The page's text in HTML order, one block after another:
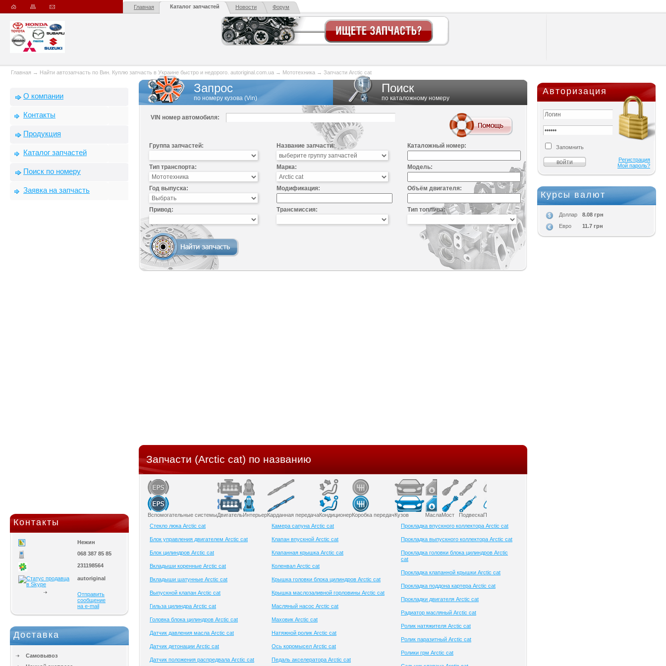
Главная Каталог запчастей Новости Форум
Главная → Найти автозапчасть по Вин. Куплю запчасть в Украине быстро и недорого. autoriginal.com.ua → Мототехника → Запчасти Arctic cat
О компании
Контакты
Продукция
Каталог запчастей
Поиск по номеру
Заявка на запчасть
Контакты
Нежин
068 387 85 85
231198564
autoriginal
Отправить
сообщение
на e-mail
Доставка
Самовывоз
Запрос
по номеру кузова (Vin)
Поиск
по каталожному номеру
VIN номер автомобиля:
Группа запчастей: Название запчасти: Каталожный номер:
Тип транспорта: Марка: Модель:
Год выпуска: Модификация: Объём двигателя:
Привод: Трансмиссия: Тип топлива:
Запчасти (Arctic cat) по названию
Вспомогательные системыДвигательИнтерьерКарданная передачаКондиционерКоробка передачКузов МаслаМост ПодвескаПриборы и датчики
Cтекло люка Arctic cat
Блок управления двигателем Arctic cat
Блок цилиндров Arctic cat
Вкладыши коренные Arctic cat
Вкладыши шатунные Arctic cat
Выпускной клапан Arctic cat
Гильза цилиндра Arctic cat
Головка блока цилиндров Arctic cat
Датчик давления масла Arctic cat
Датчик детонации Arctic cat
Датчик положения распредвала Arctic cat
Камера сапуна Arctic cat
Клапан впускной Arctic cat
Клапанная крышка Arctic cat
Коленвал Arctic cat
Крышка головки блока цилиндров Arctic cat
Крышка маслозаливной горловины Arctic cat
Масляный насос Arctic cat
Маховик Arctic cat
Натяжной ролик Arctic cat
Ось коромысел Arctic cat
Педаль акселератора Arctic cat
Прокладка впускного коллектора Arctic cat
Прокладка выпускного коллектора Arctic cat
Прокладка головки блока цилиндров Arctic
cat
Прокладка клапанной крышки Arctic cat
Прокладка поддона картера Arctic cat
Прокладки двигателя Arctic cat
Радиатор масляный Arctic cat
Ролик натяжителя Arctic cat
Ролик паразитный Arctic cat
Ролики грм Arctic cat
Авторизация
Запомнить
Регистрация
Мой пароль?
Курсы валют
Доллар
8.08 грн
Евро
11.7 грн